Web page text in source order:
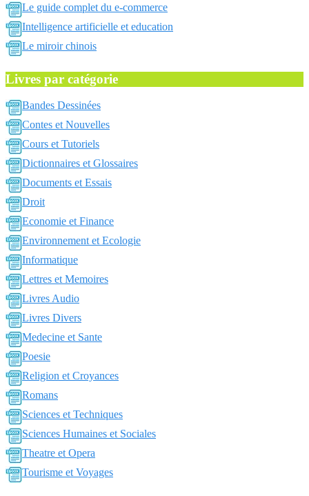
Le guide complet du e-commerce
Intelligence artificielle et education
Le miroir chinois
Livres par catégorie
Bandes Dessinées
Contes et Nouvelles
Cours et Tutoriels
Dictionnaires et Glossaires
Documents et Essais
Droit
Economie et Finance
Environnement et Ecologie
Informatique
Lettres et Memoires
Livres Audio
Livres Divers
Medecine et Sante
Poesie
Religion et Croyances
Romans
Sciences et Techniques
Sciences Humaines et Sociales
Theatre et Opera
Tourisme et Voyages